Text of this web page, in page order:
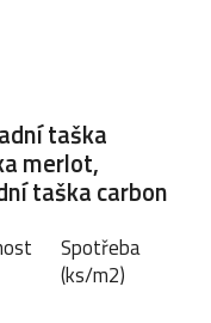
taška
merlot,
taška carbon
Spotřeba
(ks/m2)